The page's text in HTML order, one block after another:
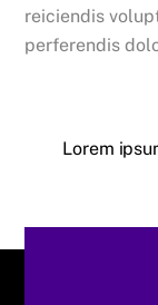
reiciendis
perferendis
Lorem